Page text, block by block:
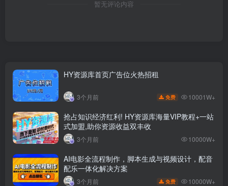
暂无评论内容
HY资源库首页广告位火热招租
3个月前 免费 10001W+
抢占知识经济红利! HY资源库海量VIP教程+一站
式加盟,助你资源收益双丰收
3个月前 10000W+
AI电影全流程制作，脚本生成与视频设计，配音
配乐一体化解决方案
3个月前 免费 10000W+